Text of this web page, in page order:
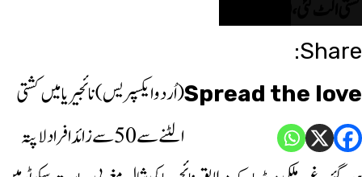
Share:
Spread the love(اُردو ایکسپریس) نائجیریا میں کشتی
الٹنے سے 50 سے زائد افراد لاپتہ